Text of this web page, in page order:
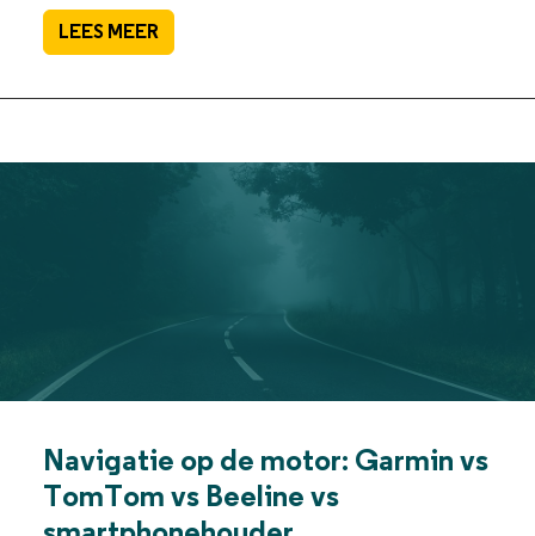
LEES MEER
Navigatie op de motor: Garmin vs
TomTom vs Beeline vs